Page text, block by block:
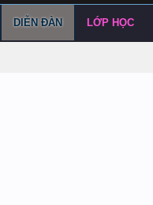
DIỄN ĐÀN LỚP HỌC